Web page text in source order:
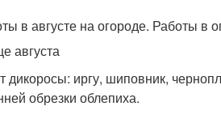
августа
иргу, шиповник,
обрезки облепиха.